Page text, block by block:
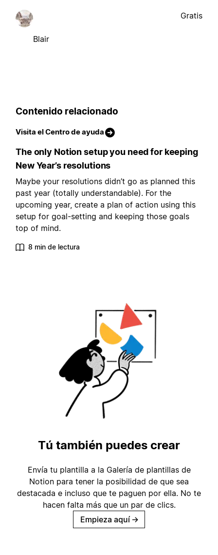
Blair
Gratis
Contenido relacionado
Visita el Centro de ayuda
The only Notion setup you need for keeping
New Year’s resolutions
Maybe your resolutions didn’t go as planned this
past year (totally understandable). For the
upcoming year, create a plan of action using this
setup for goal-setting and keeping those goals
top of mind.
8 min de lectura
Tú también puedes crear
Envía tu plantilla a la Galería de plantillas de
Notion para tener la posibilidad de que sea
destacada e incluso que te paguen por ella. No te
hacen falta más que un par de clics.
Empieza aquí →